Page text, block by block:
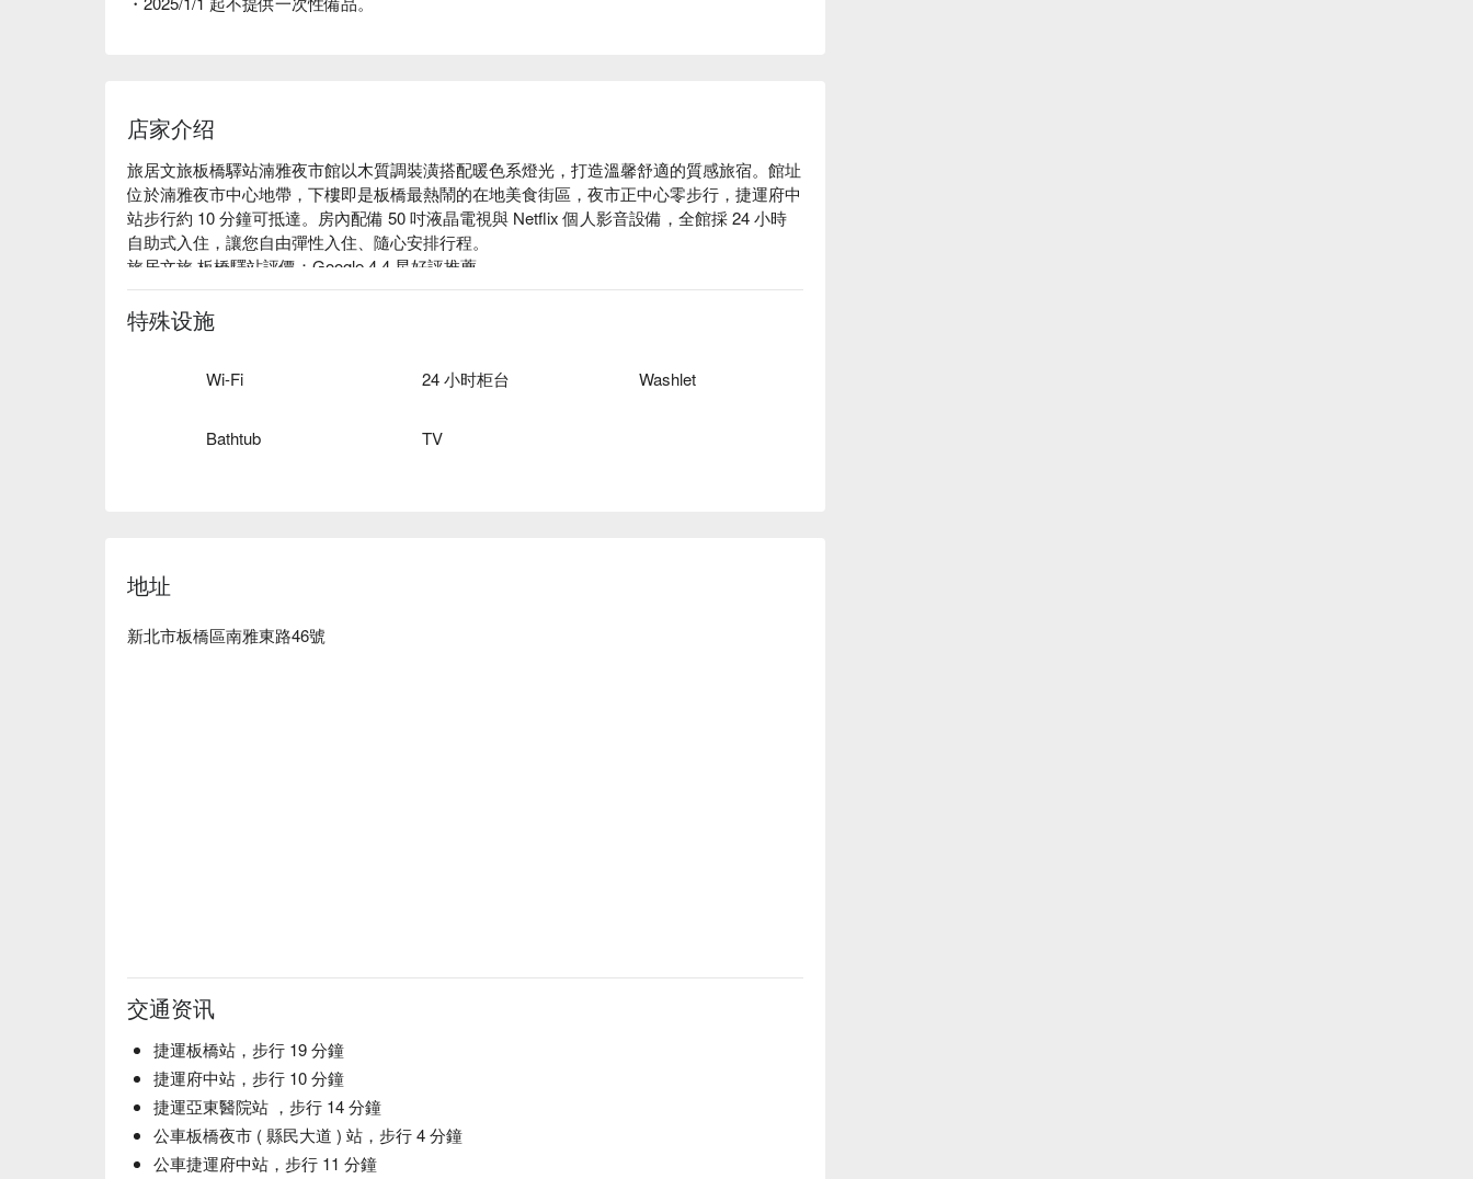
店家介绍
旅居文旅板橋驛站湳雅夜市館以木質調裝潢搭配暖色系燈光，打造溫馨舒適的質感旅宿。館址
位於湳雅夜市中心地帶，下樓即是板橋最熱鬧的在地美食街區，夜市正中心零步行，捷運府中
站步行約 10 分鐘可抵達。房內配備 50 吋液晶電視與 Netflix 個人影音設備，全館採 24 小時
自助式入住，讓您自由彈性入住、隨心安排行程。
旅居文旅 板橋驛站評價：Google 4.4 星好評推薦。
旅居文旅 板橋驛站推薦：位置近捷運府中站，步行約 10 分鐘可抵達。
旅居文旅 板橋驛站優惠、旅居文旅 板橋驛站住宿方案、旅居文旅 板橋驛站休息方案立刻查看
⬇︎
特殊设施
Wi-Fi 24 小时柜台 Washlet
Bathtub TV
地址
新北市板橋區南雅東路46號
交通资讯
捷運板橋站，步行 19 分鐘
捷運府中站，步行 10 分鐘
捷運亞東醫院站 ，步行 14 分鐘
公車板橋夜市 ( 縣民大道 ) 站，步行 4 分鐘
公車捷運府中站，步行 11 分鐘